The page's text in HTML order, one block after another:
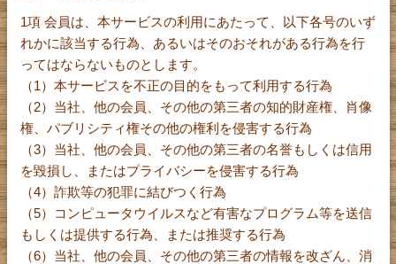
1項 会員は、本サービスの利用にあたって、以下各号のいず
れかに該当する行為、あるいはそのおそれがある行為を行
ってはならないものとします。
（1）本サービスを不正の目的をもって利用する行為
（2）当社、他の会員、その他の第三者の知的財産権、肖像
権、パブリシティ権その他の権利を侵害する行為
（3）当社、他の会員、その他の第三者の名誉もしくは信用
を毀損し、またはプライバシーを侵害する行為
（4）詐欺等の犯罪に結びつく行為
（5）コンピュータウイルスなど有害なプログラム等を送信
もしくは提供する行為、または推奨する行為
（6）当社、他の会員、その他の第三者の情報を改ざん、消